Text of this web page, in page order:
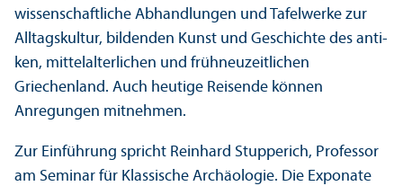
wissenschaft­liche Abhandlungen und Tafelwerke zur
Alltagskultur, bildenden Kunst und Geschichte des anti­
ken, mittelalterlichen und frühneuzeitlichen
Griechenland. Auch heutige Reisende können
Anregungen mitnehmen.
Zur Einführung spricht Reinhard Stupperich, Professor
am Seminar für Klassische Archäologie. Die Exponate